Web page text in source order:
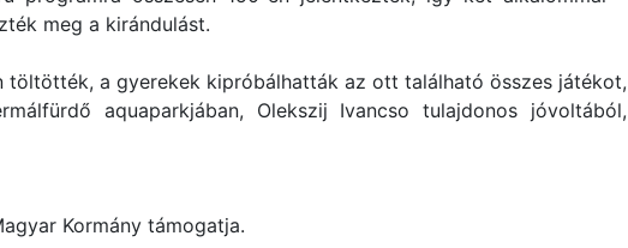
meg a kirándulást.
a gyerekek kipróbálhatták az ott található összes játékot,
aquaparkjában, Olekszij Ivancso tulajdonos jóvoltából,
Kormány támogatja.